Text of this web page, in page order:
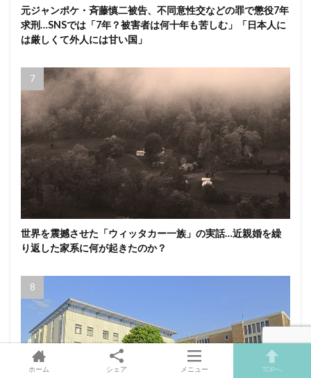
元ジャンポケ・斉藤慎二被告、不同意性交などの罪で懲役7年
求刑…SNSでは「7年？被害者は何十年も苦しむ」「日本人に
は厳しくて外人には甘い国」
世界を震撼させた「ウィッタカー一族」の実話…近親婚を繰
り返した家系に何が起きたのか？
ホーム シェア メニュー TOPへ